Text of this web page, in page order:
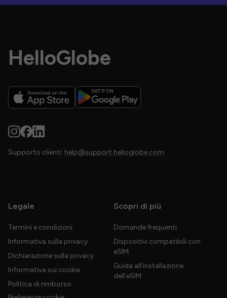
HelloGlobe
Supporto clienti: help@support.helloglobe.com
Legale
Termini e condizioni
Informativa sulla privacy
Dichiarazione sulla privacy
Informativa sui cookie
Politica di rimborso
Scopri di più
Domande frequenti
Dispositivi compatibili con
eSIM
Guida all’installazione
dell’eSIM